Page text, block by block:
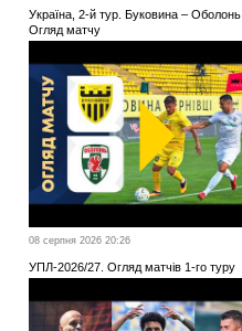
Україна, 2-й тур. Буковина – Оболонь.
Огляд матчу
08 серпня 2026 20:26
УПЛ-2026/27. Огляд матчів 1-го туру